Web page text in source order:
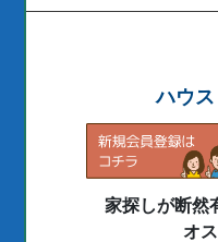
ハウ
家探しが断然
オ